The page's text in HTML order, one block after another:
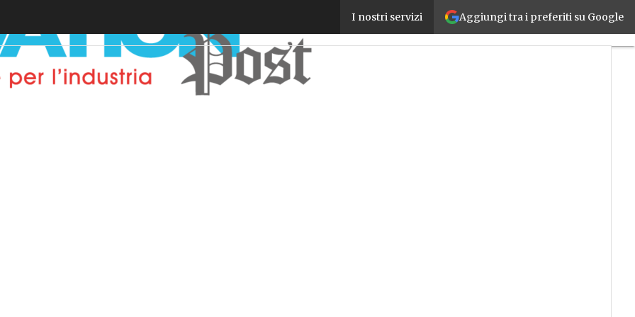
Aggiungi tra i preferiti su Google
I nostri servizi
Tracciabilità nell’Alimentare: se ne parla domani a